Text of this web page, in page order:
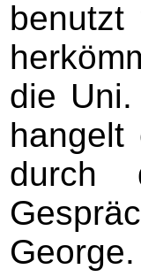
die
durch